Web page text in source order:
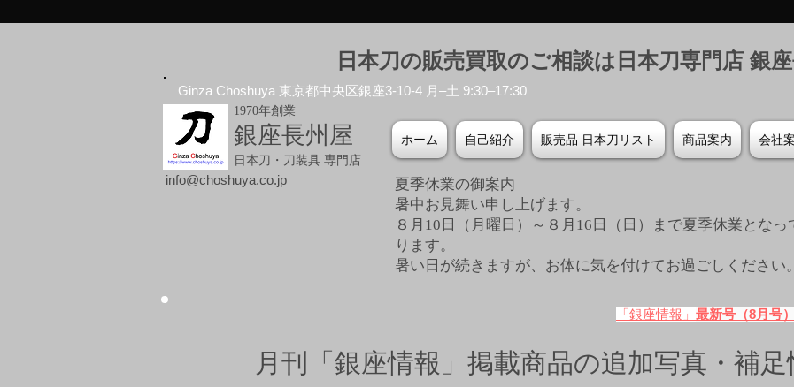
日本刀の販売買取のご相談は日本刀専門店 銀
Ginza Choshuya 東京都中央区銀座3-10-4 月–土 9:30–17:30
1970年創業
銀座長州屋
日本刀・刀装具 専門店
ホーム 自己紹介 販売品 日本刀リスト 商品案内 会社
info@choshuya.co.jp
夏季休業の御案内
暑中お見舞い申し上げます。
８月10日（月曜日）～８月16日（日）まで夏季休業となっ
ります。
​暑い日が続きますが、お体に気を付けてお過ごしください。
「銀座情報」 最新号（8月号
月刊「銀座情報」掲載商品の追加写真・補足